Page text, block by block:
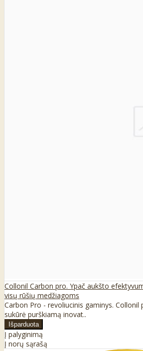
Collonil Carbon pro. Ypač aukšto
visų rūšių medžiagoms
Carbon Pro - revoliucinis gaminys. Collonil
sukūrė purškiamą inovat..
Į palyginimą
Į norų sąrašą